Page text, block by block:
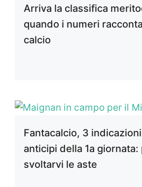
Arriva la classifica
quando i numeri
calcio
Fantacalcio, 3
anticipi della 1a giornata:
svoltarvi le aste